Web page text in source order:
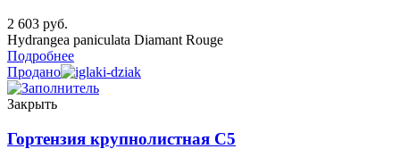
2 603 руб.
Hydrangea paniculata Diamant Rouge
Подробнее
Продано
Закрыть
Гортензия крупнолистная C5